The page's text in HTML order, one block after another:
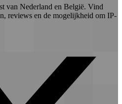
van Nederland en België. Vind
reviews en de mogelijkheid om IP-